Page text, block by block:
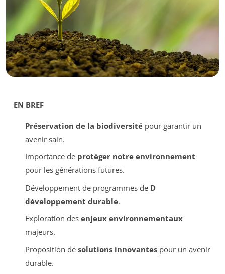
EN BREF
Préservation de la biodiversitépour garantir un
avenir sain.
Importance de protéger notre environnement
pour les générations futures.
Développement de programmes de D
développement durable.
Exploration des enjeux environnementaux
majeurs.
Proposition de solutions innovantespour un avenir
durable.